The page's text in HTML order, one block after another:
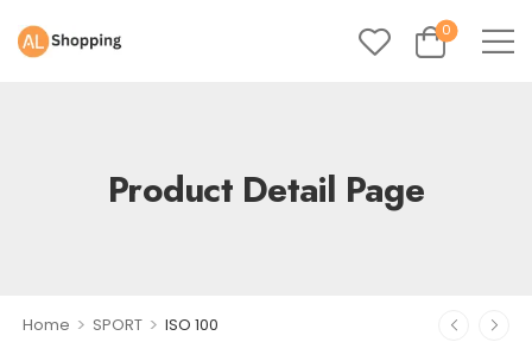
0
Product Detail Page
Home > SPORT > ISO 100